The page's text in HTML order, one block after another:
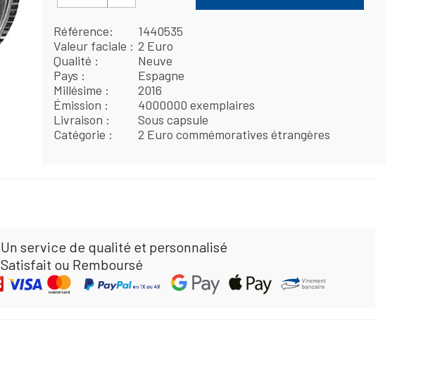
Référence
1440535
Valeur faciale
2 Euro
Qualité
Neuve
Pays
Espagne
Millésime
2016
Émission
4000000 exemplaires
Livraison
Sous capsule
Catégorie
2 Euro commémoratives étrangères
Un service de qualité et personnalisé
Satisfait ou Remboursé